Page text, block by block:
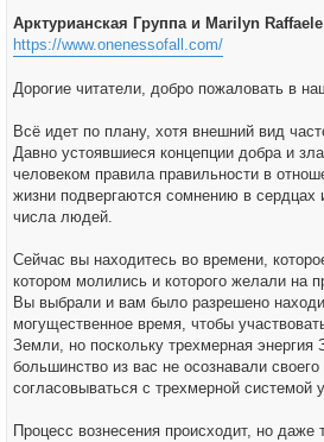
е
Арктурианская Группа и Marilyn Raffaele
https://www.onenessofall.com/
Дорогие читатели, добро пожаловать в
Всё идет по плану, хотя внешний вид
Давно устоявшиеся концепции добра и
человеком правила правильности в
жизни подвергаются сомнению в сердцах
числа людей.
Сейчас вы находитесь во времени,
котором молились и которого желали на
Вы выбрали и вам было разрешено
могущественное время, чтобы
Земли, но поскольку трехмерная энергия
большинство из вас не осознавали
согласовываться с трехмерной системой
Процесс вознесения происходит, но даже